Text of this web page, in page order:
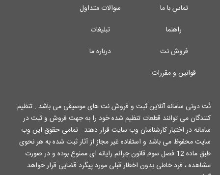
تماس با ما
سوالات متداول
راهنما
تبلیغات
فروش نت
درباره ما
قوانین و مقررات
نُت دونی سامانه آنلاین ثبت و فروش نت های موسیقی می باشد . تنظیم
کنندگان می توانند قطعات تنظیم شده خود را به جهت فروش و ثبت در
سامانه در اختیار کارشناسان وب سایت قرار دهند . تمامی حقوق این وب
سایت محفوظ می باشد و استفاده غیر مجاز از آثار ثبت شده به هر نحوی
طبق ماده 12 فصل سوم قانون جرائم رایانه ای ممنوع بوده و در صورت
مشاهده ، فرد خاطی بدون اخطار قبلی مورد پیگرد قضایی قرار خواهد